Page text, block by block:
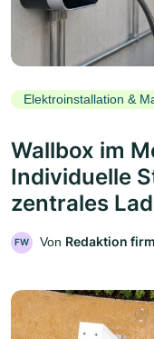
Elektroinstallation &
Wallbox im
Individuelle
zentrales
FW Von Redaktion